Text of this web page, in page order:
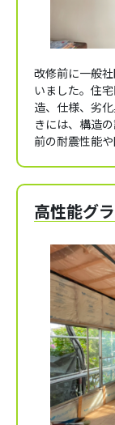
改修前に一般
いました。住
造、仕様、劣
きには、構造
前の耐震性能
高性能グ